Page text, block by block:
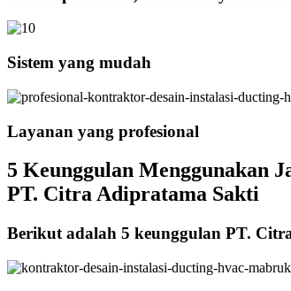
Sistem yang mudah
Layanan yang profesional
5 Keunggulan Menggunakan
PT. Citra Adipratama Sakti
Berikut adalah 5 keunggulan PT.